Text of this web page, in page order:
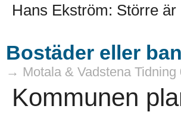
Hans Ekström: Större
Bostäder eller
→ Motala & Vadstena Tidning
Kommunen